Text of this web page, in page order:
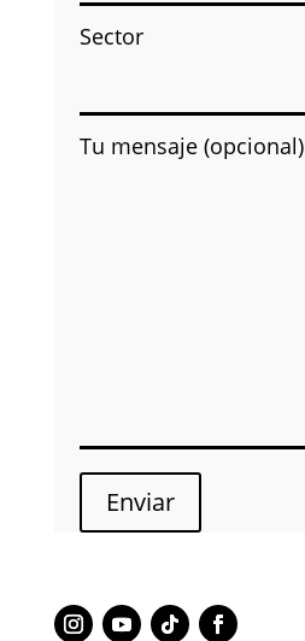
Sector
Tu mensaje (opcional)
Enviar